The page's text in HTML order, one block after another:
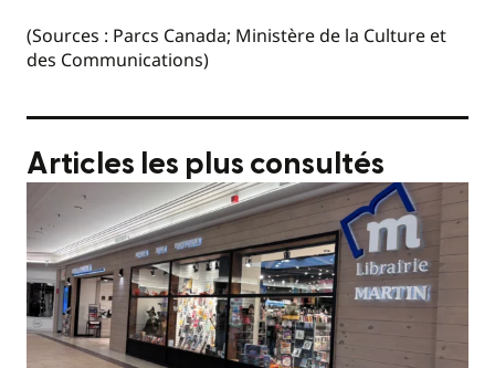
(Sources : Parcs Canada; Ministère de la Culture et
des Communications)
Articles les plus consultés